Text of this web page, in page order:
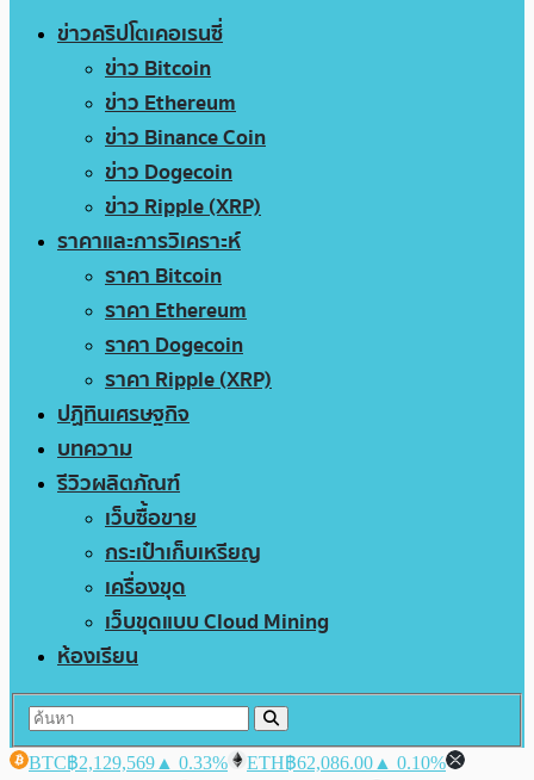
ข่าวคริปโตเคอเรนซี่
ข่าว Bitcoin
ข่าว Ethereum
ข่าว Binance Coin
ข่าว Dogecoin
ข่าว Ripple (XRP)
ราคาและการวิเคราะห์
ราคา Bitcoin
ราคา Ethereum
ราคา Dogecoin
ราคา Ripple (XRP)
ปฏิทินเศรษฐกิจ
บทความ
รีวิวผลิตภัณฑ์
เว็บซื้อขาย
กระเป๋าเก็บเหรียญ
เครื่องขุด
เว็บขุดแบบ Cloud Mining
ห้องเรียน
BTC฿2,129,569 ▲ 0.33% ETH฿62,086.00 ▲ 0.10%